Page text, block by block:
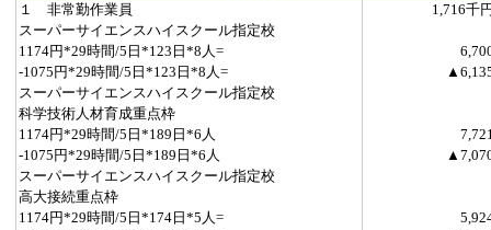
１ 非常勤作業員
1,716千
スーパーサイエンスハイスクール指定校
1174円*29時間/5日*123日*8人=
-1075円*29時間/5日*123日*8人=
スーパーサイエンスハイスクール指定校
科学技術人材育成重点枠
1174円*29時間/5日*189日*6人
-1075円*29時間/5日*189日*6人
スーパーサイエンスハイスクール指定校
高大接続重点枠
1174円*29時間/5日*174日*5人=